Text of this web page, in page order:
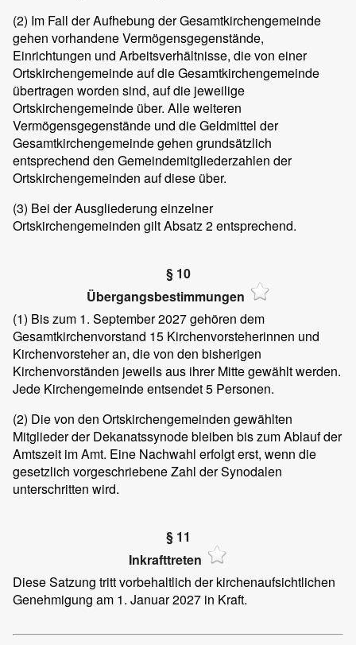
(2) Im Fall der Aufhebung der Gesamtkirchengemeinde
gehen vorhandene Vermögensgegenstände,
Einrichtungen und Arbeitsverhältnisse, die von einer
Ortskirchengemeinde auf die Gesamtkirchengemeinde
übertragen worden sind, auf die jeweilige
Ortskirchengemeinde über. Alle weiteren
Vermögensgegenstände und die Geldmittel der
Gesamtkirchengemeinde gehen grundsätzlich
entsprechend den Gemeindemitgliederzahlen der
Ortskirchengemeinden auf diese über.
(3) Bei der Ausgliederung einzelner
Ortskirchengemeinden gilt Absatz 2 entsprechend.
§ 10
Übergangsbestimmungen
(1) Bis zum 1. September 2027 gehören dem
Gesamtkirchenvorstand 15 Kirchenvorsteherinnen und
Kirchenvorsteher an, die von den bisherigen
Kirchenvorständen jeweils aus ihrer Mitte gewählt werden.
Jede Kirchengemeinde entsendet 5 Personen.
(2) Die von den Ortskirchengemeinden gewählten
Mitglieder der Dekanatssynode bleiben bis zum Ablauf der
Amtszeit im Amt. Eine Nachwahl erfolgt erst, wenn die
gesetzlich vorgeschriebene Zahl der Synodalen
unterschritten wird.
§ 11
Inkrafttreten
Diese Satzung tritt vorbehaltlich der kirchenaufsichtlichen
Genehmigung am 1. Januar 2027 in Kraft.